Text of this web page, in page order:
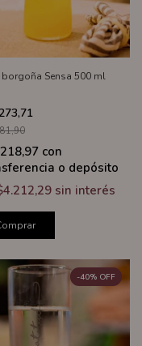
Sensa 500 ml
con
o depósito
sin interés
-40% OFF